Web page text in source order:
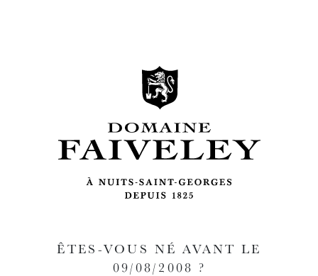
ÊTES-VOUS NÉ AVANT LE
09/08/2008 ?